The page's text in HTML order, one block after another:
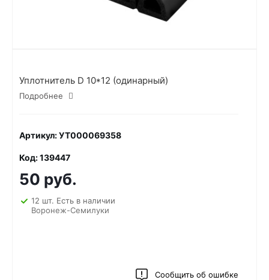
Уплотнитель D 10*12 (одинарный)
Подробнее
Артикул: УТ000069358
Код: 139447
50 руб.
12 шт. Есть в наличии
Воронеж-Семилуки
Сообщить об ошибке